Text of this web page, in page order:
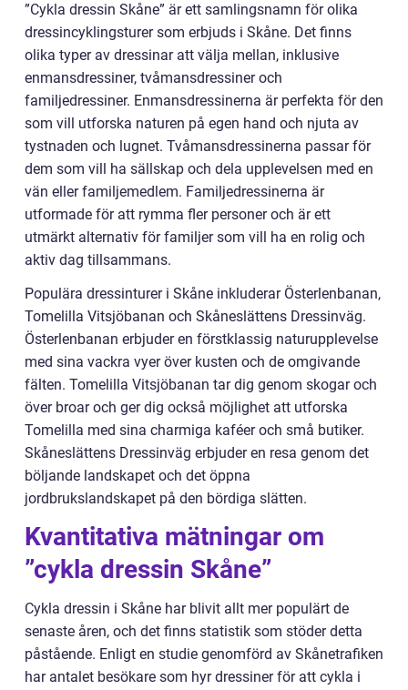
”Cykla dressin Skåne” är ett samlingsnamn för olika
dressincyklingsturer som erbjuds i Skåne. Det finns
olika typer av dressinar att välja mellan, inklusive
enmansdressiner, tvåmansdressiner och
familjedressiner. Enmansdressinerna är perfekta för den
som vill utforska naturen på egen hand och njuta av
tystnaden och lugnet. Tvåmansdressinerna passar för
dem som vill ha sällskap och dela upplevelsen med en
vän eller familjemedlem. Familjedressinerna är
utformade för att rymma fler personer och är ett
utmärkt alternativ för familjer som vill ha en rolig och
aktiv dag tillsammans.
Populära dressinturer i Skåne inkluderar Österlenbanan,
Tomelilla Vitsjöbanan och Skåneslättens Dressinväg.
Österlenbanan erbjuder en förstklassig naturupplevelse
med sina vackra vyer över kusten och de omgivande
fälten. Tomelilla Vitsjöbanan tar dig genom skogar och
över broar och ger dig också möjlighet att utforska
Tomelilla med sina charmiga kaféer och små butiker.
Skåneslättens Dressinväg erbjuder en resa genom det
böljande landskapet och det öppna
jordbrukslandskapet på den bördiga slätten.
Kvantitativa mätningar om
”cykla dressin Skåne”
Cykla dressin i Skåne har blivit allt mer populärt de
senaste åren, och det finns statistik som stöder detta
påstående. Enligt en studie genomförd av Skånetrafiken
har antalet besökare som hyr dressiner för att cykla i